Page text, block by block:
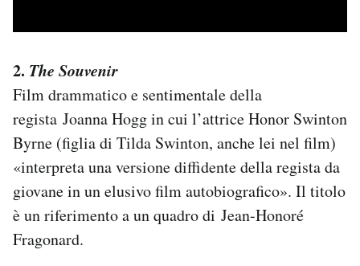
2. The Souvenir
Film drammatico e sentimentale della
regista Joanna Hogg in cui l’attrice Honor Swinton
Byrne (figlia di Tilda Swinton, anche lei nel film)
«interpreta una versione diffidente della regista da
giovane in un elusivo film autobiografico». Il titolo
è un riferimento a un quadro di Jean-Honoré
Fragonard.